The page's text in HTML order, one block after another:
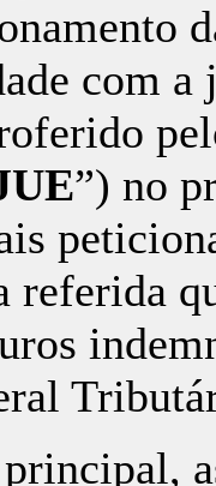
com
”) no
referida
as